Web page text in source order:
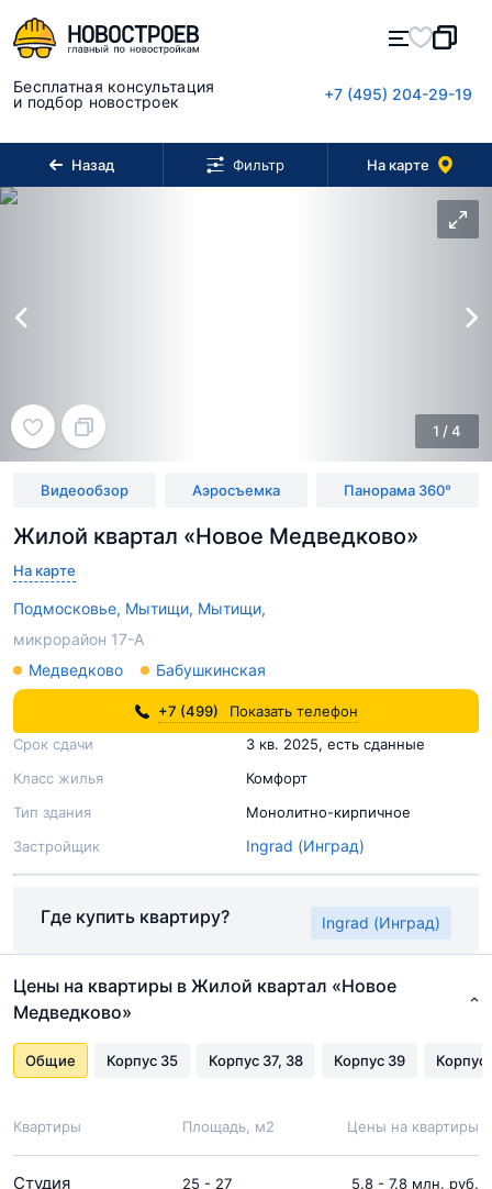
Бесплатная консультация
и подбор новостроек
+7 (495) 204-29-19
Назад Фильтр На карте
Жилой квартал «Новое Медведково»
На карте
Подмосковье, Мытищи, Мытищи,
микрорайон 17-А
Медведково
Бабушкинская
Видеообзор Аэросъемка Панорама 360°
1 /4
Срок сдачи
3 кв. 2025, есть сданные
Класс жилья
Комфорт
Тип здания
Монолитно-кирпичное
Застройщик
Ingrad (Инград)
+7 (499) Показать телефон
Где купить квартиру? Ingrad (Инград)
Цены на квартиры в Жилой квартал «Новое
Медведково»
Общие Корпус 35 Корпус 37, 38 Корпус 39 Корпус
Квартиры Площадь, м2 Цены на квартиры
Студия 25 - 27 5.8 - 7.8 млн. руб.